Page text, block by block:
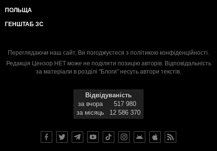
ПОЛЬЩА
ГЕНШТАБ ЗС
Переглядаючи наш сайт, Ви погоджуєтеся з політикою конфіденційності.
Редакція Цензор.НЕТ може не поділяти позицію авторів. Відповідальність
за матеріали в розділі "Блоги" несуть автори текстів.
Відвідуваність
за вчора
517 980
за місяць
12 586 370